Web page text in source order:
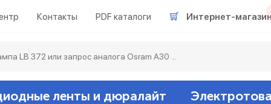
Контакты PDF каталоги Интернет-магазин
ленты и дюралайт